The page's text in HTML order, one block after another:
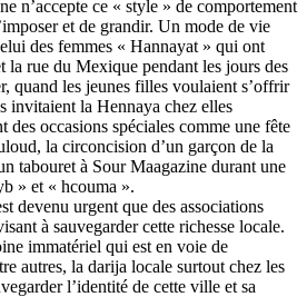
n’accepte ce « style » de comportement
et de grandir. Un mode de vie
des femmes « Hannayat » qui ont
la rue du Mexique pendant les jours des
quand les jeunes filles voulaient s’offrir
invitaient la Hennaya chez elles
des occasions spéciales comme une fête
la circoncision d’un garçon de la
tabouret à Sour Maagazine durant une
» et « hcouma ».
devenu urgent que des associations
à sauvegarder cette richesse locale.
immatériel qui est en voie de
autres, la darija locale surtout chez les
l’identité de cette ville et sa